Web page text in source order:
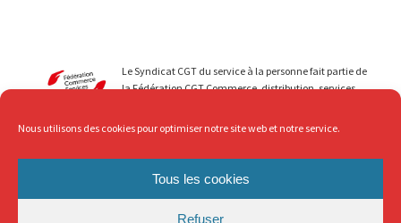
Nous utilisons des cookies pour optimiser notre site web et notre service.
Tous les cookies
Refuser
Le Syndicat CGT du service à la personne fait partie de
la Fédération CGT Commerce, distribution, services.
secteur du Service à la personne. Au service de ... mais